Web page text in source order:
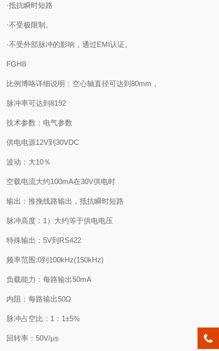
·抵抗瞬时短路
·不受极限制。
·不受外部脉冲的影响，通过EMI认证。
FGH8
比例博咯详细说明：空心轴直径可达到80mm，
脉冲率可达到8192
技术参数：电气参数
供电电源12V到30VDC
波动：大10％
空载电流大约100mA在30V供电时
输出：推挽线路输出，抵抗瞬时短路
脉冲高度：1）大约等于供电电压
特殊输出：5V到RS422
频率范围:0到100kHz(150kHz)
负载能力：每路输出50mA
内阻：每路输出50Ω
脉冲占空比：1：1±5%
回转率：50V/μs